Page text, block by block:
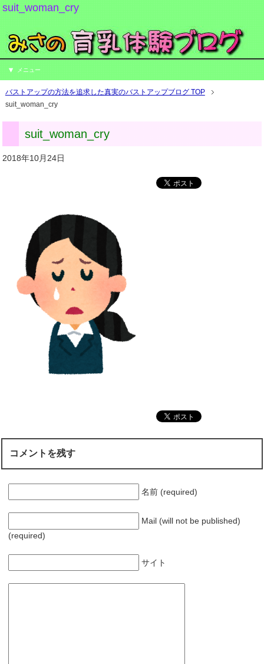
suit_woman_cry
メニュー
バストアップの方法を追求した真実のバストアップブログ TOP
suit_woman_cry
suit_woman_cry
2018年10月24日
コメントを残す
名前 (required)
Mail (will not be published)
(required)
サイト